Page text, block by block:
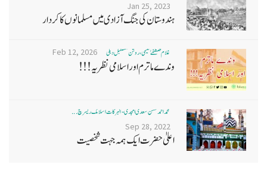
Jan 25, 2023
ہندوستان کی جنگ آزادی میں مسلمانوں کا کردار
غلام مصطفےٰ نعیمی، روشن مستقبل دہلی Feb 12, 2026
وندے ماترم اور اسلامی نظریہ!!!
محمد احمد حسن سعدی امجدی - البرکات اسلامک ریسرچ ...
Sep 28, 2022
اعلیٰ حضرت ایک ہمہ جہت شخصیت